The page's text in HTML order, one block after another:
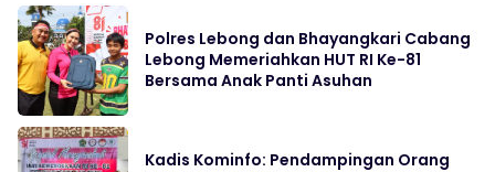
Polres Lebong dan Bhayangkari Cabang
Lebong Memeriahkan HUT RI Ke-81
Bersama Anak Panti Asuhan
Kadis Kominfo: Pendampingan Orang